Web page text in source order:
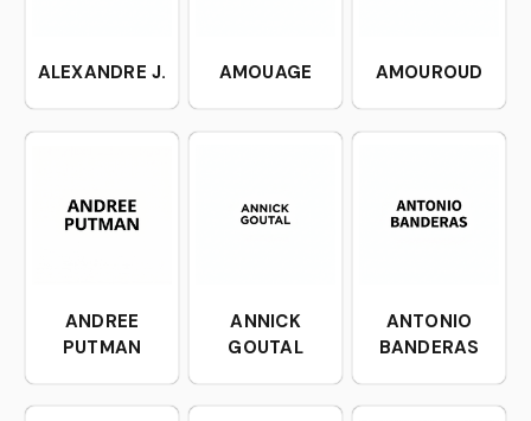
ALEXANDRE J. AMOUAGE AMOUROUD
ANDREE
PUTMAN
ANNICK
GOUTAL
ANTONIO
BANDERAS